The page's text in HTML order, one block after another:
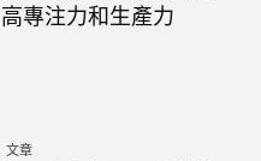
高專注力和生產力
文章